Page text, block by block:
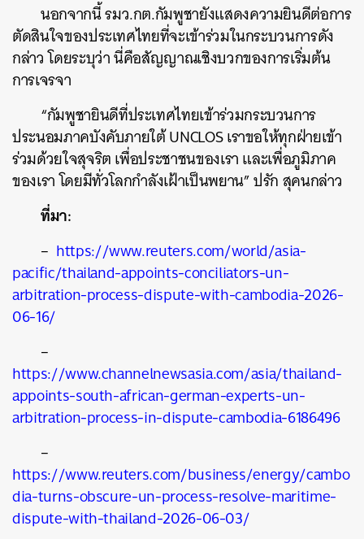
นอกจากนี้ รมว.กต.กัมพูชายังแสดงความยินดีต่อการ
ตัดสินใจของประเทศไทยที่จะเข้าร่วมในกระบวนการดัง
กล่าว โดยระบุว่า นี่คือสัญญาณเชิงบวกของการเริ่มต้น
การเจรจา
“กัมพูชายินดีที่ประเทศไทยเข้าร่วมกระบวนการ
ประนอมภาคบังคับภายใต้ UNCLOS เราขอให้ทุกฝ่ายเข้า
ร่วมด้วยใจสุจริต เพื่อประชาชนของเรา และเพื่อภูมิภาค
ของเรา โดยมีทั่วโลกกำลังเฝ้าเป็นพยาน” ปรัก สุคนกล่าว
ที่มา:
– https://www.reuters.com/world/asia-
pacific/thailand-appoints-conciliators-un-
arbitration-process-dispute-with-cambodia-2026-
06-16/
–
https://www.channelnewsasia.com/asia/thailand-
appoints-south-african-german-experts-un-
arbitration-process-in-dispute-cambodia-6186496
–
https://www.reuters.com/business/energy/cambo
dia-turns-obscure-un-process-resolve-maritime-
dispute-with-thailand-2026-06-03/